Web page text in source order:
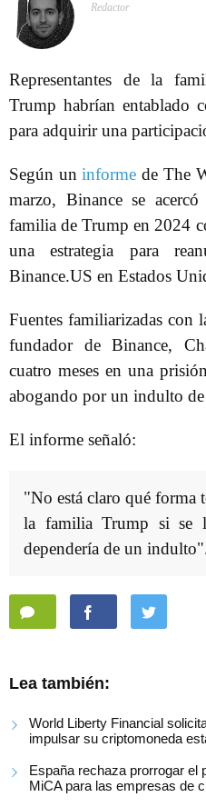
Redactor
Representantes de la
Trump habrían entablado
para adquirir una
Según uninforme de The
marzo, Binance se
familia de Trump en 2024
una estrategia para
Binance.US en Estados
Fuentes familiarizadas con
fundador de Binance,
cuatro meses en una
abogando por un indulto
El informe señaló:
"No está claro qué forma
la familia Trump si se
dependería de un
Lea también:
World Liberty Financial
impulsar su criptomoneda
España rechaza prorrogar el
MiCA para las empresas de